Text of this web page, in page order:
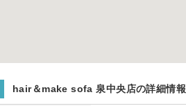
hair＆make sofa 泉中央店の詳細情報